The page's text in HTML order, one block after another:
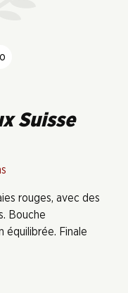
Suisse
rouges, avec des
Bouche
équilibrée. Finale